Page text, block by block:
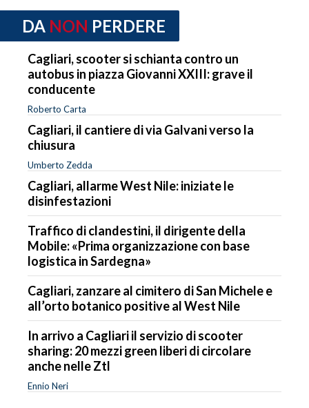
DA NON PERDERE
Cagliari, scooter si schianta contro un
autobus in piazza Giovanni XXIII: grave il
conducente
Roberto Carta
Cagliari, il cantiere di via Galvani verso la
chiusura
Umberto Zedda
Cagliari, allarme West Nile: iniziate le
disinfestazioni
Traffico di clandestini, il dirigente della
Mobile: «Prima organizzazione con base
logistica in Sardegna»
Cagliari, zanzare al cimitero di San Michele e
all’orto botanico positive al West Nile
In arrivo a Cagliari il servizio di scooter
sharing: 20 mezzi green liberi di circolare
anche nelle Ztl
Ennio Neri